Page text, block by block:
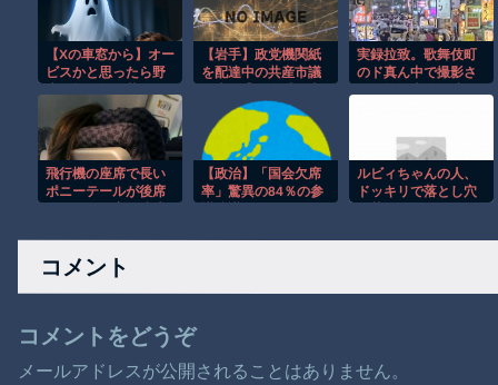
【Xの車窓から】オー
ビスかと思ったら野
【岩手】政党機関紙
を配達中の共産市議
で民家フェンス接
触、手で押し戻し通
報せず次の配達先
へ 宮古
実録拉致。歌舞伎町
のド真ん中で撮影さ
飛行機の座席で長い
ポニーテールが後席
【政治】「国会欠席
率」驚異の84％の参
ずか５回、”国会の欠
た言い分 [8/10]
ルビィちゃんの人、
ドッキリで落とし穴
コメント
コメントをどうぞ
メールアドレスが公開されることはありません。